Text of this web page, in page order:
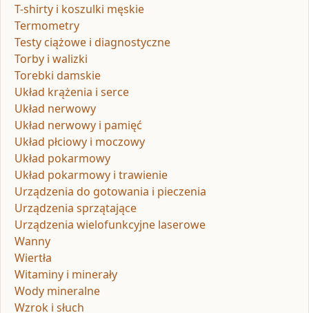
T-shirty i koszulki męskie
Termometry
Testy ciążowe i diagnostyczne
Torby i walizki
Torebki damskie
Układ krążenia i serce
Układ nerwowy
Układ nerwowy i pamięć
Układ płciowy i moczowy
Układ pokarmowy
Układ pokarmowy i trawienie
Urządzenia do gotowania i pieczenia
Urządzenia sprzątające
Urządzenia wielofunkcyjne laserowe
Wanny
Wiertła
Witaminy i minerały
Wody mineralne
Wzrok i słuch